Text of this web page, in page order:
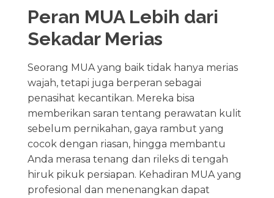
Peran MUA Lebih dari
Sekadar Merias
Seorang MUA yang baik tidak hanya merias
wajah, tetapi juga berperan sebagai
penasihat kecantikan. Mereka bisa
memberikan saran tentang perawatan kulit
sebelum pernikahan, gaya rambut yang
cocok dengan riasan, hingga membantu
Anda merasa tenang dan rileks di tengah
hiruk pikuk persiapan. Kehadiran MUA yang
profesional dan menenangkan dapat